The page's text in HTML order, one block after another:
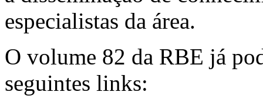
especialistas da área.
O volume 82 da RBE já
seguintes links: